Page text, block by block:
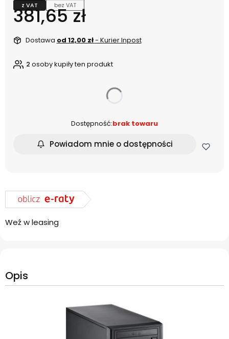
z VAT bez VAT
Cena
381,65 zł
Dostawa od 12,00 zł- Kurier Inpost
2 osoby kupiły ten produkt
Dostępność:brak towaru
Powiadom mnie o dostępności
Weź w leasing
Opis